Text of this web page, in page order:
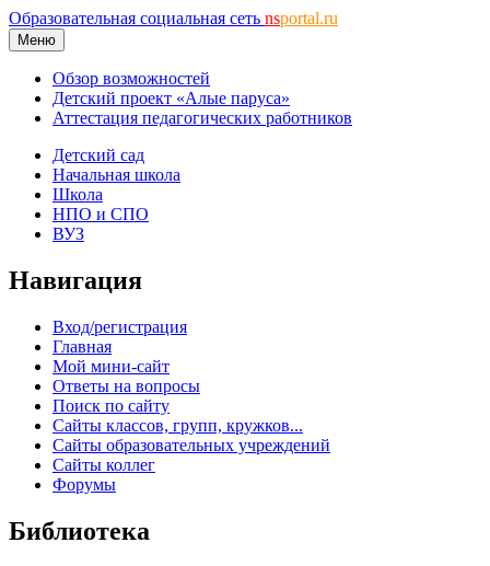
Образовательная социальная сеть nsportal.ru
Меню
Обзор возможностей
Детский проект «Алые паруса»
Аттестация педагогических работников
Детский сад
Начальная школа
Школа
НПО и СПО
ВУЗ
Навигация
Вход/регистрация
Главная
Мой мини-сайт
Ответы на вопросы
Поиск по сайту
Сайты классов, групп, кружков...
Сайты образовательных учреждений
Сайты коллег
Форумы
Библиотека